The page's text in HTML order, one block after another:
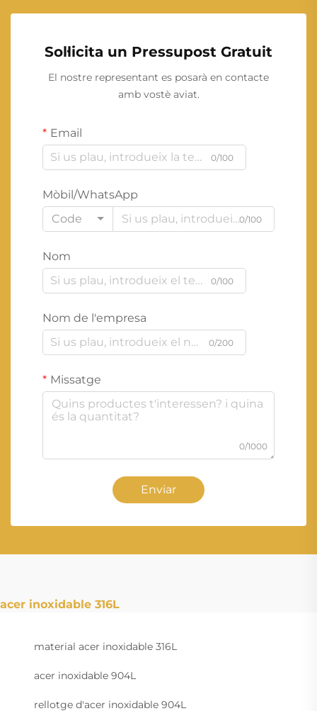
Sol·licita un Pressupost Gratuit
El nostre representant es posarà en contacte
amb vostè aviat.
Email
0/100
Mòbil/WhatsApp
Code
0/100
Nom
0/100
Nom de l'empresa
0/200
Missatge
0/1000
Enviar
acer inoxidable 316L
material acer inoxidable 316L
acer inoxidable 904L
rellotge d'acer inoxidable 904L